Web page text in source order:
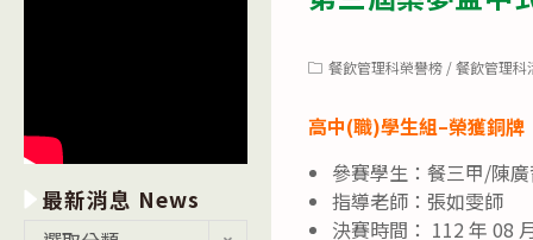
Post餐飲管理科榮譽榜 / 餐飲管理科
高中(職)學生組–榮獲銅牌
參賽學生：餐三甲/陳
指導老師：張如雯師
決賽時間： 112 年 08
最新消息 News